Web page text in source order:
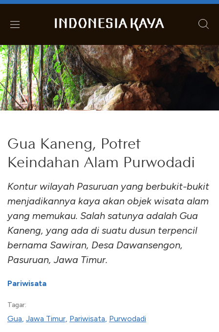
Gua Kaneng, Potret
Keindahan Alam Purwodadi
Kontur wilayah Pasuruan yang berbukit-bukit
menjadikannya kaya akan objek wisata alam
yang memukau. Salah satunya adalah Gua
Kaneng, yang ada di suatu dusun terpencil
bernama Sawiran, Desa Dawansengon,
Pasuruan, Jawa Timur.
Pariwisata
Tagar:
Gua, Jawa Timur, Pariwisata, Purwodadi